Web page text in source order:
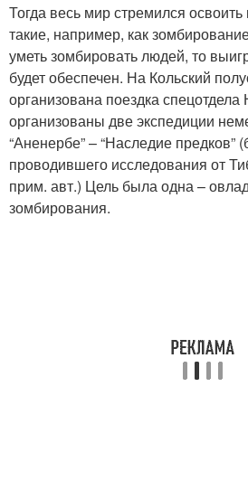
Тогда весь мир стремился
такие, например, как
уметь зомбировать людей, то
будет обеспечен. На Кольский
организована поездка
организованы две экспедиции
“Аненербе” – “Наследие предков”
проводившего исследования от
прим. авт.) Цель была одна –
зомбирования.